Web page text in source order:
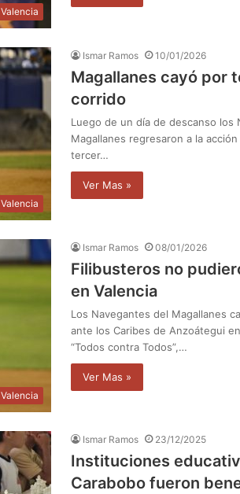
Valencia
Valencia
Ismar Ramos 10/01/2026
Magallanes cayó por
corrido
Luego de un día de descanso los
Magallanes regresaron a la
tercer…
Ver Mas »
Valencia
Ismar Ramos 08/01/2026
Filibusteros no
en Valencia
Los Navegantes del Magallanes
ante los Caribes de Anzoátegui
“Todos contra Todos”,…
Ver Mas »
Ismar Ramos 23/12/2025
Instituciones
Carabobo fueron